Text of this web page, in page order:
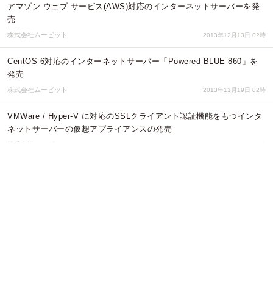
アマゾン ウェブ サービス(AWS)対応のインターネットサーバーを発
売
株式会社ムービット 2013年12月13日 02時
CentOS 6対応のインターネットサーバー「Powered BLUE 860」を
発売
株式会社ムービット 2013年11月19日 02時
VMWare / Hyper-V に対応のSSLクライアント認証機能をもつインタ
ネットサーバーの仮想アプライアンスの発売
株式会社ムービット